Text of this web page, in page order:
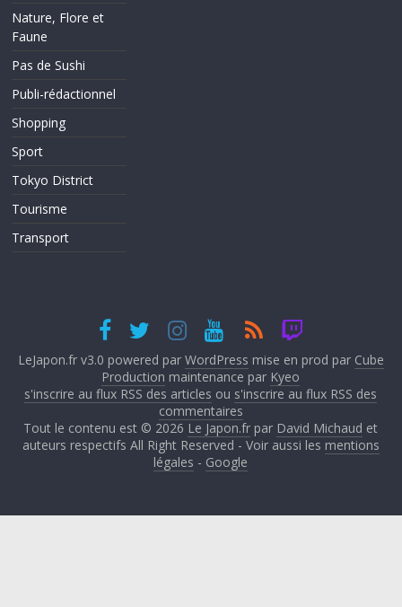
Nature, Flore et
Faune
Pas de Sushi
Publi-rédactionnel
Shopping
Sport
Tokyo District
Tourisme
Transport
LeJapon.fr v3.0 powered par WordPress mise en prod par Cube
Production maintenance par Kyeo
s'inscrire au flux RSS des articles ou s'inscrire au flux RSS des
commentaires
Tout le contenu est © 2026 Le Japon.fr par David Michaud et
auteurs respectifs All Right Reserved - Voir aussi les mentions
légales - Google